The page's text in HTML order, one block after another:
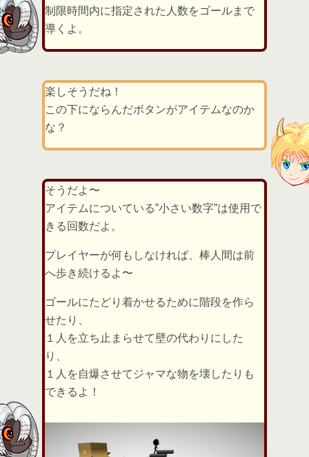
制限時間内に指定された人数をゴールまで
導くよ。
楽しそうだね！
この下にならんだボタンがアイテムなのか
な？
そうだよ〜
アイテムについている”小さい数字”は使用で
きる回数だよ。
プレイヤーが何もしなければ、棒人間は前
へ歩き続けるよ〜
ゴールにたどり着かせるために階段を作ら
せたり、
１人を立ち止まらせて壁の代わりにした
り、
１人を自爆させてジャマな物を壊したりも
できるよ！